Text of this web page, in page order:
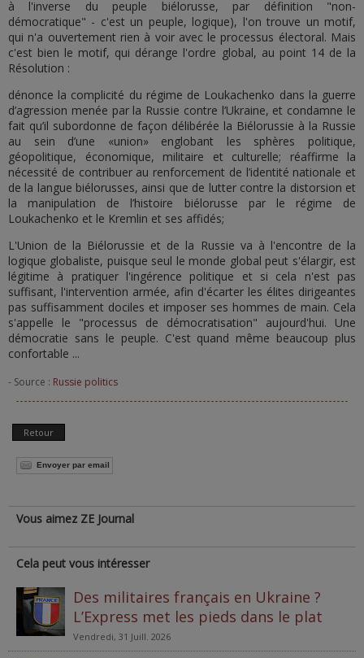
à l'inverse du peuple biélorusse, par définition "non-
démocratique" - c'est un peuple, logique), l'on trouve un motif,
qui n'a ouvertement rien à voir avec le processus électoral. Mais
c'est bien le motif, qui dérange l'ordre global, au point 14 de la
Résolution :
dénonce la complicité du régime de Loukachenko dans la guerre
d’agression menée par la Russie contre l’Ukraine, et condamne le
fait qu’il subordonne de façon délibérée la Biélorussie à la Russie
au sein d’une «union» englobant les sphères politique,
géopolitique, économique, militaire et culturelle; réaffirme la
nécessité de contribuer au renforcement de l’identité nationale et
de la langue biélorusses, ainsi que de lutter contre la distorsion et
la manipulation de l’histoire biélorusse par le régime de
Loukachenko et le Kremlin et ses affidés;
L'Union de la Biélorussie et de la Russie va à l'encontre de la
logique globaliste, puisque seul le monde global peut s'élargir, est
légitime à pratiquer l'ingérence politique et si cela n'est pas
suffisant, l'intervention armée, afin d'écarter les élites dirigeantes
pas suffisamment dociles et imposer ses hommes de main. Cela
s'appelle le "processus de démocratisation" aujourd'hui. Une
démocratie sans le peuple. C'est quand même beaucoup plus
confortable ...
- Source : Russie politics
Retour
Envoyer par email
Vous aimez ZE Journal
Cela peut vous intéresser
Des militaires français en Ukraine ?
L’Express met les pieds dans le plat
Vendredi, 31 Juill. 2026